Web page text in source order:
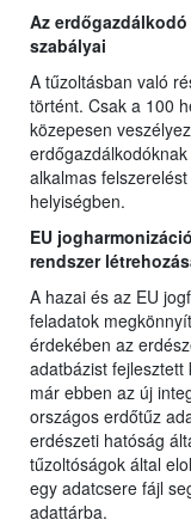
Az
szabályai
A tűzoltásban való
történt. Csak a 100
közepesen
alkalmas
helyiségben.
EU
rendszer
A hazai és az EU
feladatok
érdekében az
adatbázist
már ebben az új
országos erdőtűz
erdészeti hatóság
tűzoltóságok által
egy adatcsere fájl
adattárba.